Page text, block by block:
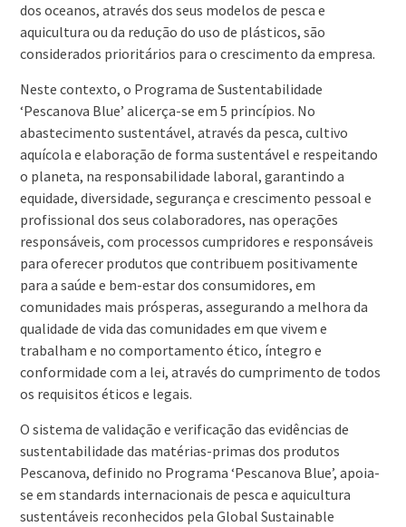
dos oceanos, através dos seus modelos de pesca e
aquicultura ou da redução do uso de plásticos, são
considerados prioritários para o crescimento da empresa.
Neste contexto, o Programa de Sustentabilidade
‘Pescanova Blue’ alicerça-se em 5 princípios. No
abastecimento sustentável, através da pesca, cultivo
aquícola e elaboração de forma sustentável e respeitando
o planeta, na responsabilidade laboral, garantindo a
equidade, diversidade, segurança e crescimento pessoal e
profissional dos seus colaboradores, nas operações
responsáveis, com processos cumpridores e responsáveis
para oferecer produtos que contribuem positivamente
para a saúde e bem-estar dos consumidores, em
comunidades mais prósperas, assegurando a melhora da
qualidade de vida das comunidades em que vivem e
trabalham e no comportamento ético, íntegro e
conformidade com a lei, através do cumprimento de todos
os requisitos éticos e legais.
O sistema de validação e verificação das evidências de
sustentabilidade das matérias-primas dos produtos
Pescanova, definido no Programa ‘Pescanova Blue’, apoia-
se em standards internacionais de pesca e aquicultura
sustentáveis reconhecidos pela Global Sustainable